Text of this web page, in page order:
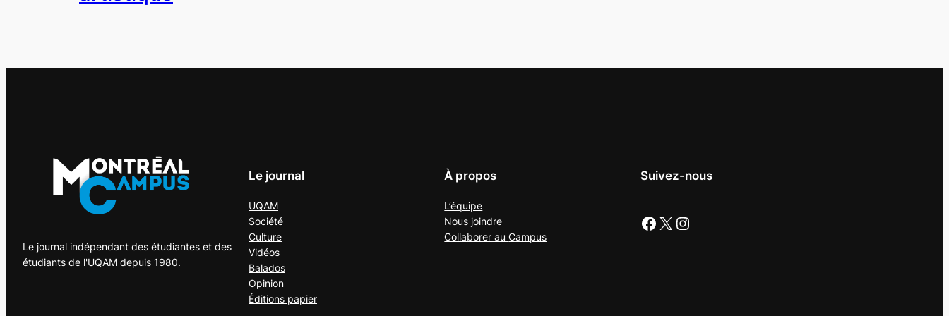
Le journal indépendant des étudiantes et des
étudiants de l'UQAM depuis 1980.
Le journal
UQAM
Société
Culture
Vidéos
Balados
Opinion
Éditions papier
À propos
L’équipe
Nous joindre
Collaborer auCampus
Suivez-nous
Facebook X Instagram